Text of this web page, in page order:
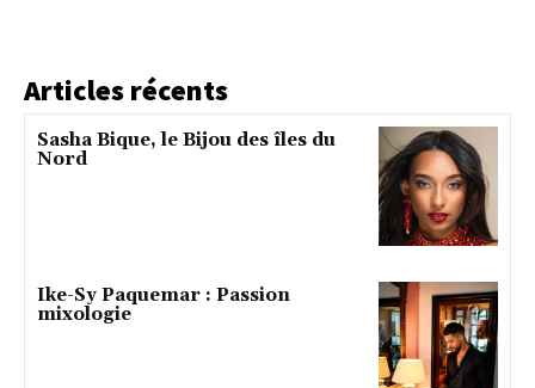
Articles récents
Sasha Bique, le Bijou des îles du
Nord
Ike-Sy Paquemar : Passion
mixologie